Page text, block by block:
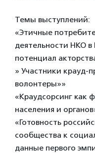
Темы выступлений:
«Этичные
деятельности НКО
потенциал
» Участники крауд-
волонтеры»»
«Краудсорсинг как
населения и
«Готовность
сообщества к
данные первого